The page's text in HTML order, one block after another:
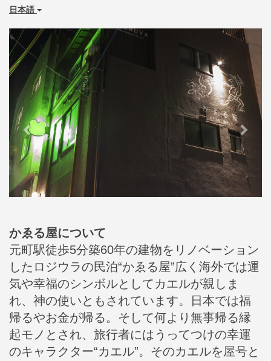
日本語
Previous Next
かゑる屋について
元町駅徒歩5分築60年の建物をリノベーション
したロジウラの民泊“かゑる屋”広く海外では運
気や幸福のシンボルとしてカエルが親しま
れ、神の使いともされています。日本では福
帰るやお金が帰る。そして何より無事帰る縁
起モノとされ、旅行者にはうってつけの幸運
のキャラクター“カエル”。そのカエルを屋号と